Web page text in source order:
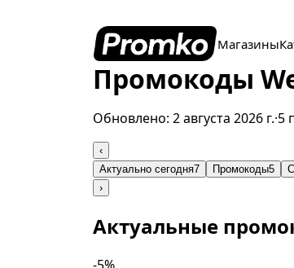
Магазины
Промокоды
Обновлено: 2 августа 2026 г.·5
‹
Актуально сегодня7 Промокоды5
›
Актуальные